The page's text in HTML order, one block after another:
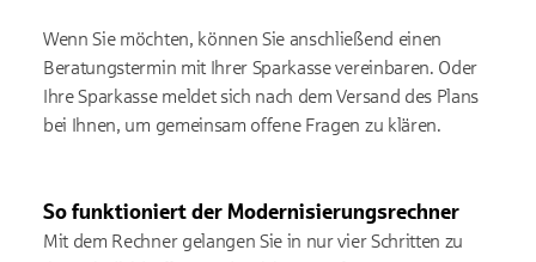
Wenn Sie möchten, können Sie anschließend einen
Beratungstermin mit Ihrer Sparkasse vereinbaren. Oder
Ihre Sparkasse meldet sich nach dem Versand des Plans
bei Ihnen, um gemeinsam offene Fragen zu klären.
So funktioniert der Modernisierungsrechner
Mit dem Rechner gelangen Sie in nur vier Schritten zu